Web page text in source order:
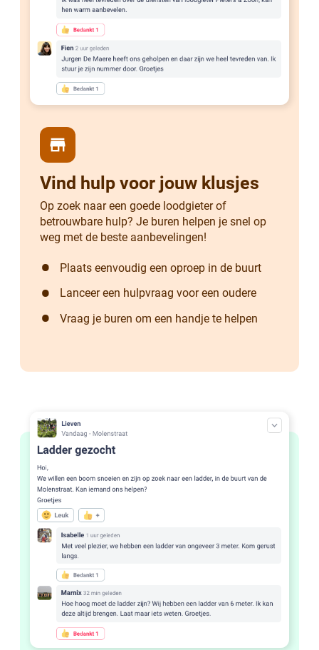
store
Vind hulp voor jouw klusjes
Op zoek naar een goede loodgieter of
betrouwbare hulp? Je buren helpen je snel op
weg met de beste aanbevelingen!
Plaats eenvoudig een oproep in de buurt
Lanceer een hulpvraag voor een oudere
Vraag je buren om een handje te helpen